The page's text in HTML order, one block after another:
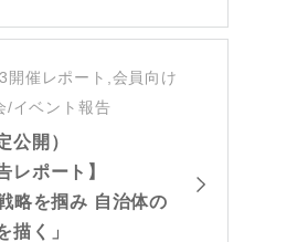
開催レポート,会員向け
/イベント報告
公開）
レポート】
略を掴み 自治体の
描く」